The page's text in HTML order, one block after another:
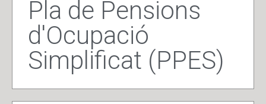
Pla de Pensions
d'Ocupació
Simplificat (PPES)